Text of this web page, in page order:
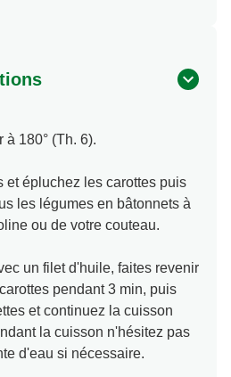
à 180° (Th. 6).
et épluchez les carottes puis
les légumes en bâtonnets à
ou de votre couteau.
un filet d'huile, faites revenir
pendant 3 min, puis
et continuez la cuisson
la cuisson n'hésitez pas
d'eau si nécessaire.